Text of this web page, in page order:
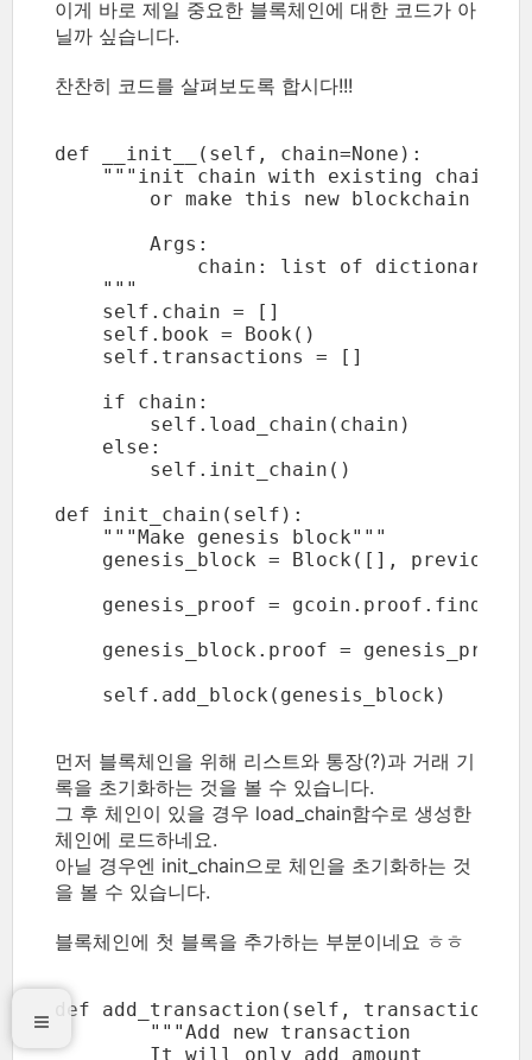
이게 바로 제일 중요한 블록체인에 대한 코드가 아
닐까 싶습니다.
찬찬히 코드를 살펴보도록 합시다!!!
def __init__(self, chain=None):
    """init chain with existing chain
        or make this new blockchain
        Args:
chain: list of dictionary
    """
    self.chain = []
    self.book = Book()
    self.transactions = []
    if chain:
        self.load_chain(chain)
    else:
def init_chain(self):
    """Make genesis block"""
genesis_block = Block([],
genesis_proof =
    genesis_block.proof = genesis_proof
    self.add_block(genesis_block)
먼저 블록체인을 위해 리스트와 통장(?)과 거래 기
록을 초기화하는 것을 볼 수 있습니다.
그 후 체인이 있을 경우 load_chain함수로 생성한
체인에 로드하네요.
아닐 경우엔 init_chain으로 체인을 초기화하는 것
을 볼 수 있습니다.
블록체인에 첫 블록을 추가하는 부분이네요 ㅎㅎ
def add_transaction(self, transaction):
        """Add new transaction
        It will only add amount